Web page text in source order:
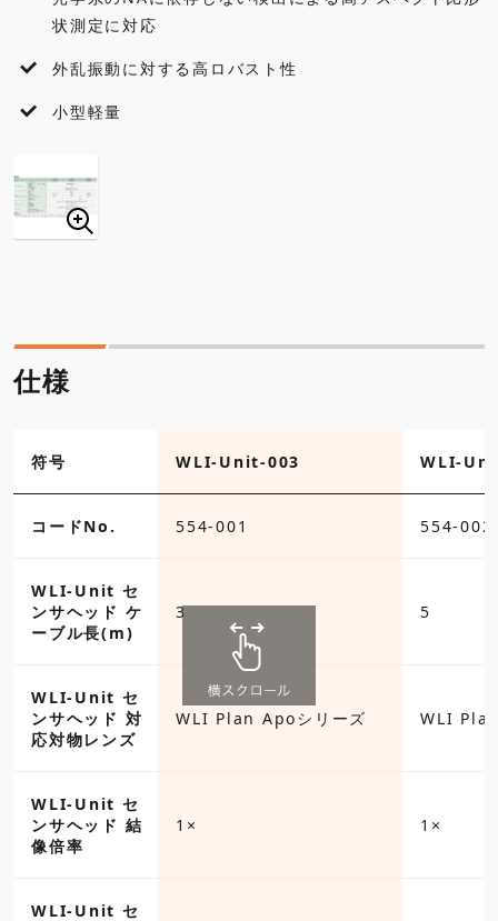
状測定に対応
外乱振動に対する高ロバスト性
小型軽量
仕様
符号 WLI-Unit-003 WLI-
コードNo. 554-001 554-002
WLI-Unit セ
ンサヘッド ケ
ーブル長(m)
3 5
WLI-Unit セ
ンサヘッド 対
応対物レンズ
WLI Plan Apoシリーズ WLI
WLI-Unit セ
ンサヘッド 結
像倍率
1× 1×
WLI-Unit セ